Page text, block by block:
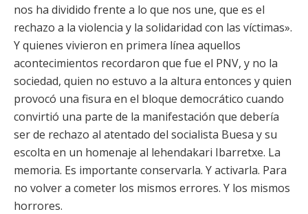
nos ha dividido frente a lo que nos une, que es el
rechazo a la violencia y la solidaridad con las víctimas».
Y quienes vivieron en primera línea aquellos
acontecimientos recordaron que fue el PNV, y no la
sociedad, quien no estuvo a la altura entonces y quien
provocó una fisura en el bloque democrático cuando
convirtió una parte de la manifestación que debería
ser de rechazo al atentado del socialista Buesa y su
escolta en un homenaje al lehendakari Ibarretxe. La
memoria. Es importante conservarla. Y activarla. Para
no volver a cometer los mismos errores. Y los mismos
horrores.